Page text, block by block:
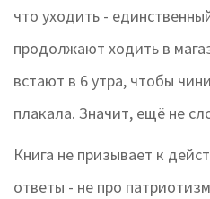
что уходить -
продолжают ходить в
встают в 6 утра, чтобы
плакала. Значит, ещё не
Книга не призывает к
ответы - не про